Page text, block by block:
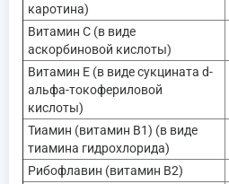
каротина)
Витамин С (в виде
аскорбиновой кислоты)
Витамин Е (в виде сукцината d-
альфа-токофериловой
кислоты)
Тиамин (витамин B1) (в виде
тиамина гидрохлорида)
Рибофлавин (витамин B2)